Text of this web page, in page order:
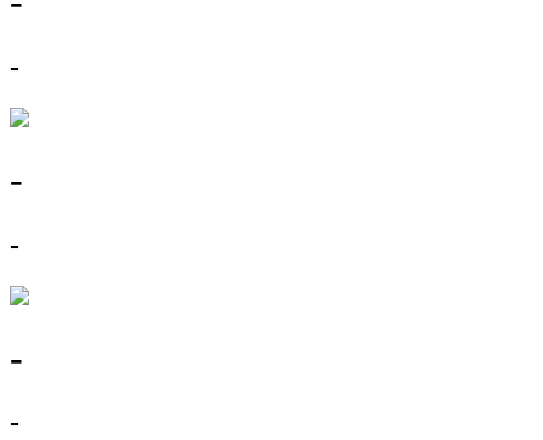
-
-
-
-
-